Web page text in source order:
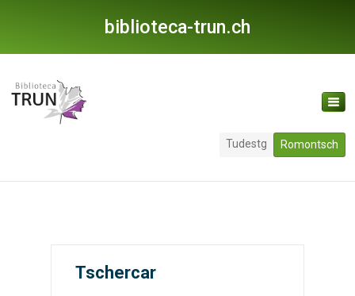
biblioteca-trun.ch
Tudestg Romontsch
Tschercar